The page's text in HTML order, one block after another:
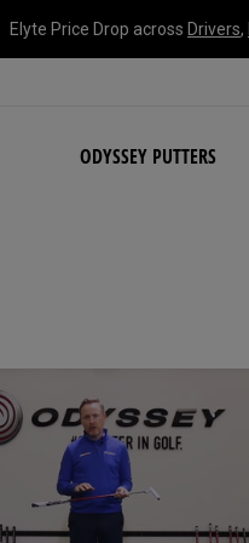
Elyte Price Drop across Drivers,
ODYSSEY PUTTERS